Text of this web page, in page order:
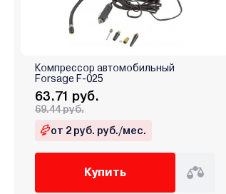
Компрессор автомобильный
Forsage F-025
63.71 руб.
69.44 руб.
от 2 руб. руб./мес.
Купить